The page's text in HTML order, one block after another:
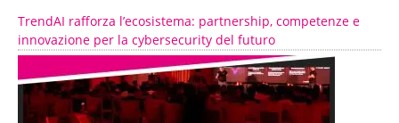
TrendAI rafforza l’ecosistema: partnership, competenze e
innovazione per la cybersecurity del futuro